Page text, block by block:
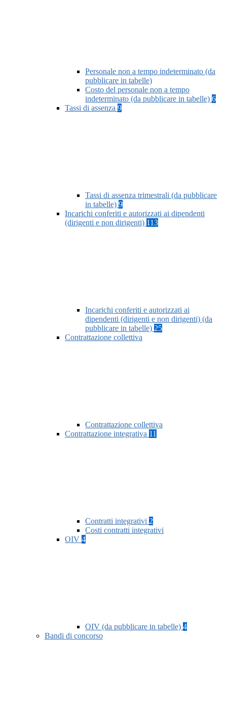
Personale non a tempo indeterminato (da
pubblicare in tabelle)
Costo del personale non a tempo
indeterminato (da pubblicare in tabelle) 6
Tassi di assenza 9
Tassi di assenza trimestrali (da pubblicare
in tabelle) 9
Incarichi conferiti e autorizzati ai dipendenti
(dirigenti e non dirigenti) 113
Incarichi conferiti e autorizzati ai
dipendenti (dirigenti e non dirigenti) (da
pubblicare in tabelle) 25
Contrattazione collettiva
Contrattazione collettiva
Contrattazione integrativa 11
Contratti integrativi 2
Costi contratti integrativi
OIV 4
OIV (da pubblicare in tabelle) 4
Bandi di concorso